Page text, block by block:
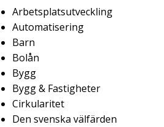
Arbetsplatsutveckling
Automatisering
Barn
Bolån
Bygg
Bygg & Fastigheter
Cirkularitet
Den svenska välfärden